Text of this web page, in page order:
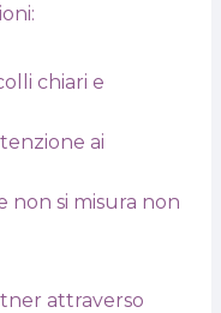
chiari e
ai
non si misura non
attraverso